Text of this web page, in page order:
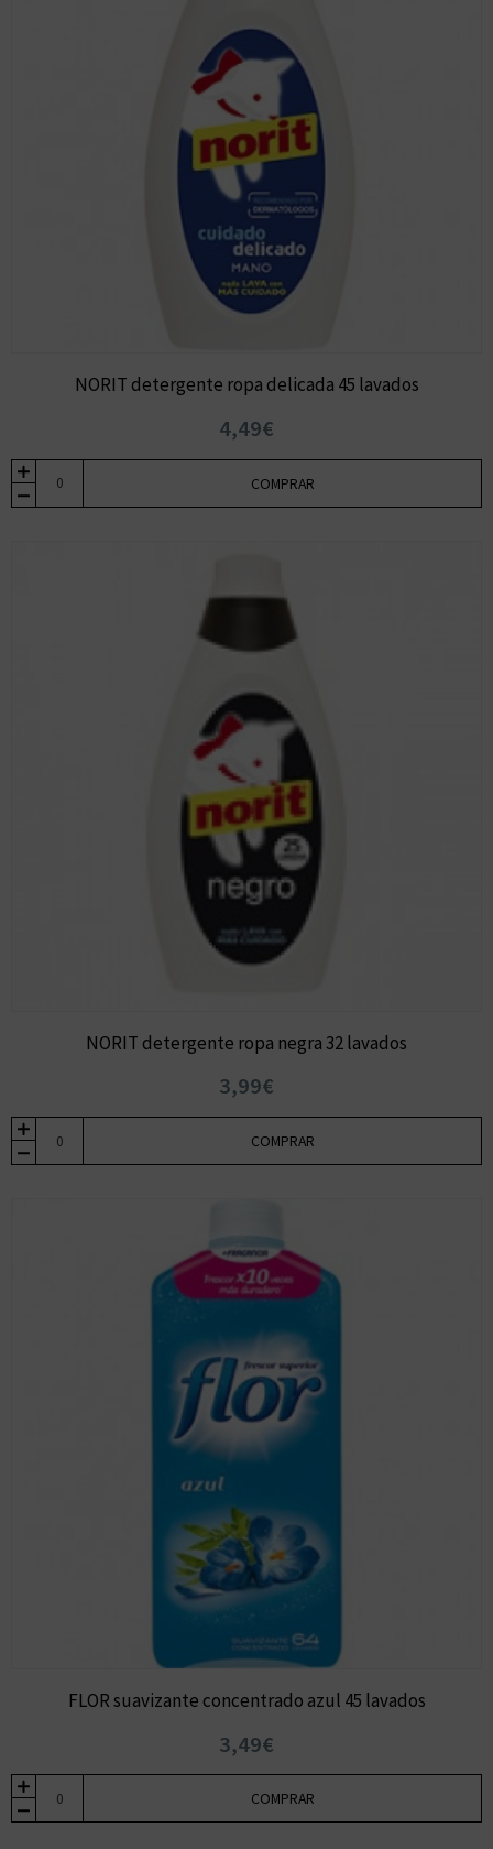
NORIT detergente ropa delicada 45 lavados
4,49€
COMPRAR
NORIT detergente ropa negra 32 lavados
3,99€
COMPRAR
FLOR suavizante concentrado azul 45 lavados
3,49€
COMPRAR